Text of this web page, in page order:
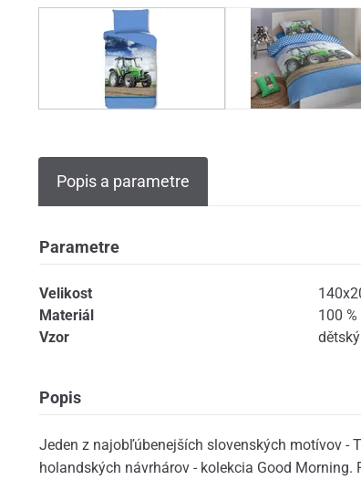
Popis a parametre
Parametre
Velikost
Materiál
100
Vzor
dětský
Popis
Jeden z najobľúbenejších slovenských motívov -
holandských návrhárov - kolekcia Good